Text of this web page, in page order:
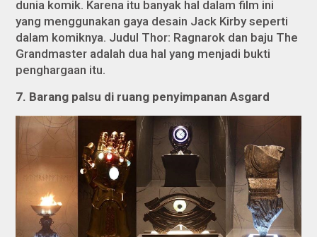
dunia komik. Karena itu banyak hal dalam film ini
yang menggunakan gaya desain Jack Kirby seperti
dalam komiknya. Judul Thor: Ragnarok dan baju The
Grandmaster adalah dua hal yang menjadi bukti
penghargaan itu.
7. Barang palsu di ruang penyimpanan Asgard